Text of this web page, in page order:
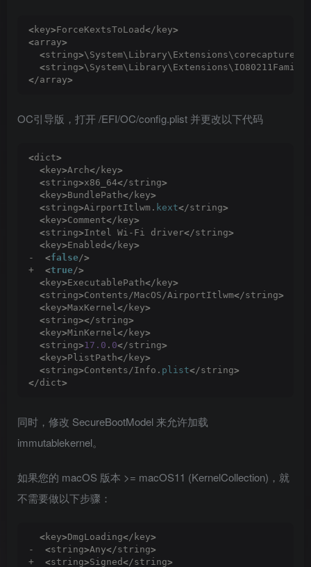
<key>ForceKextsToLoad</key>
<array>
<string>\System\Library\Extensions\corecapture.
<string>\System\Library\Extensions\IO80211Family.
</array>
OC引导版，打开 /EFI/OC/config.plist 并更改以下代码
<dict>
<key>Arch</key>
<string>x86_64</string>
<key>BundlePath</key>
<string>AirportItlwm. kext</string>
<key>Comment</key>
<string>Intel Wi-Fi driver</string>
<key>Enabled</key>
- <false/>
+ <true/>
<key>ExecutablePath</key>
<string>Contents/MacOS/AirportItlwm</string>
<key>MaxKernel</key>
<string></string>
<key>MinKernel</key>
<string>17.0 . 0</string>
<key>PlistPath</key>
<string>Contents/Info. plist</string>
</dict>
同时，修改 SecureBootModel 来允许加载
immutablekernel。
如果您的 macOS 版本 >= macOS11 (KernelCollection)，就
不需要做以下步骤：
<key>DmgLoading</key>
- <string>Any</string>
+ <string>Signed</string>